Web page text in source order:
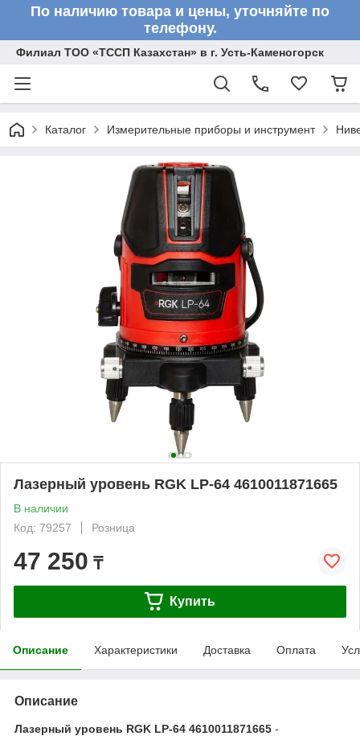
По наличию товара и цены, уточняйте по
телефону.
Филиал ТОО «ТССП Казахстан» в г. Усть-Каменогорск
Каталог Измерительные приборы и инструмент
Лазерный уровень RGK LP-64 4610011871665
В наличии
Код: 79257
Розница
47 250 ₸
Купить
Описание Характеристики Доставка Оплата
Описание
Лазерный уровень RGK LP-64 4610011871665 -